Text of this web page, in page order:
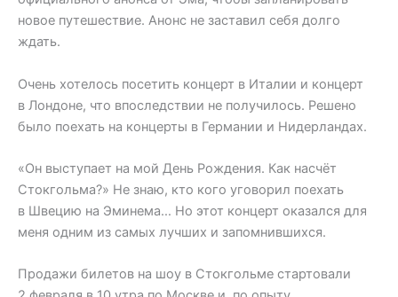
новое путешествие. Анонс не заставил себя долго
ждать.
Очень хотелось посетить концерт в Италии и концерт
в Лондоне, что впоследствии не получилось. Решено
было поехать на концерты в Германии и Нидерландах.
«Он выступает на мой День Рождения. Как насчёт
Стокгольма?» Не знаю, кто кого уговорил поехать
в Швецию на Эминема… Но этот концерт оказался для
меня одним из самых лучших и запомнившихся.
Продажи билетов на шоу в Стокгольме стартовали